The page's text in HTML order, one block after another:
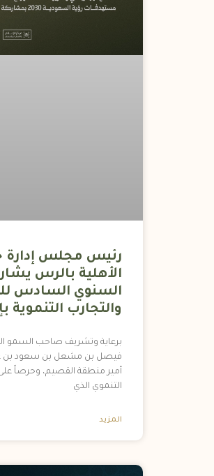
رئيس مجلس إدارة
الأهلية بالرس
السنوي السادس
والتجارب التنموية
برعاية وتشريف صاحب السمو
فيصل بن مشعل بن سعود بن
أمير منطقة القصيم، وحرصاً
التنموي الذي
المزيد